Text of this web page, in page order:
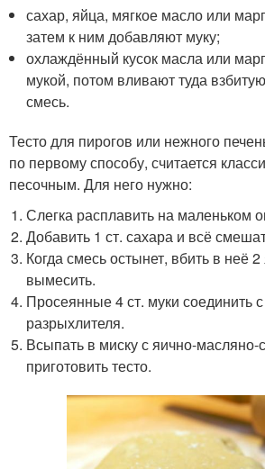
сахар, яйца, мягкое масло или
затем к ним добавляют муку;
охлаждённый кусок масла или
мукой, потом вливают туда
смесь.
Тесто для пирогов или нежного
по первому способу, считается
песочным. Для него нужно:
Слегка расплавить на маленьком
Добавить 1 ст. сахара и всё
Когда смесь остынет, вбить в неё
вымесить.
Просеянные 4 ст. муки соединить
разрыхлителя.
Всыпать в миску с яично-
приготовить тесто.